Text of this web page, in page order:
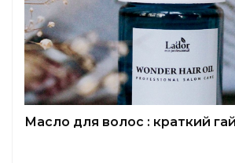
Масло для волос : краткий